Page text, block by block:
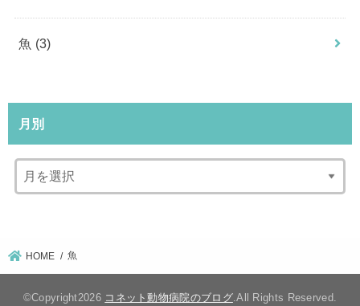
魚 (3)
月別
HOME 魚
©Copyright2026 コネット動物病院のブログ.All Rights Reserved.